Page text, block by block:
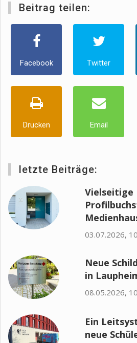
Beitrag teilen:
Facebook Twitter
Drucken Email
letzte Beiträge:
Vielseitige
03.07.2026,
Neue
in
08.05.2026,
Ein
neue